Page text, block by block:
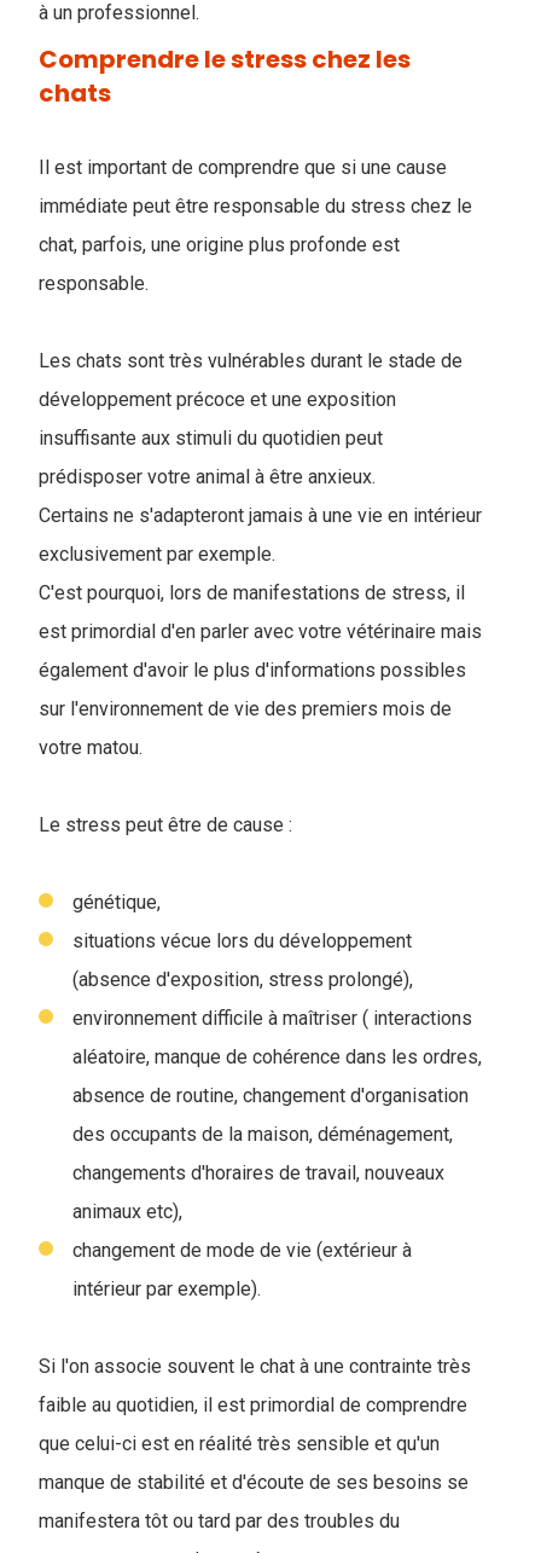
à un professionnel.
Comprendre le stress chez les
chats
Il est important de comprendre que si une cause
immédiate peut être responsable du stress chez le
chat, parfois, une origine plus profonde est
responsable.
Les chats sont très vulnérables durant le stade de
développement précoce et une exposition
insuffisante aux stimuli du quotidien peut
prédisposer votre animal à être anxieux.
Certains ne s'adapteront jamais à une vie en intérieur
exclusivement par exemple.
C'est pourquoi, lors de manifestations de stress, il
est primordial d'en parler avec votre vétérinaire mais
également d'avoir le plus d'informations possibles
sur l'environnement de vie des premiers mois de
votre matou.
Le stress peut être de cause :
génétique,
situations vécue lors du développement
(absence d'exposition, stress prolongé),
environnement difficile à maîtriser ( interactions
aléatoire, manque de cohérence dans les ordres,
absence de routine, changement d'organisation
des occupants de la maison, déménagement,
changements d'horaires de travail, nouveaux
animaux etc),
changement de mode de vie (extérieur à
intérieur par exemple).
Si l'on associe souvent le chat à une contrainte très
faible au quotidien, il est primordial de comprendre
que celui-ci est en réalité très sensible et qu'un
manque de stabilité et d'écoute de ses besoins se
manifestera tôt ou tard par des troubles du